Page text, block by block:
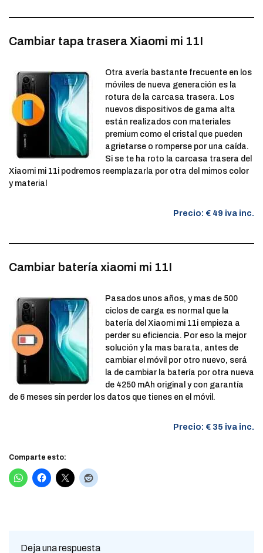
Cambiar tapa trasera Xiaomi mi 11I
Otra avería bastante frecuente en los
móviles de nueva generación es la
rotura de la carcasa trasera. Los
nuevos dispositivos de gama alta
están realizados con materiales
premium como el cristal que pueden
agrietarse o romperse por una caída.
Si se te ha roto la carcasa trasera del
Xiaomi mi 11i podremos reemplazarla por otra del mimos color
y material
Precio: € 49 iva inc.
Cambiar batería xiaomi mi 11I
Pasados unos años, y mas de 500
ciclos de carga es normal que la
batería del Xiaomi mi 11i empieza a
perder su eficiencia. Por eso la mejor
solución y la mas barata, antes de
cambiar el móvil por otro nuevo, será
la de cambiar la batería por otra nueva
de 4250 mAh original y con garantía
de 6 meses sin perder los datos que tienes en el móvil.
Precio: € 35 iva inc.
Comparte esto:
Deja una respuesta